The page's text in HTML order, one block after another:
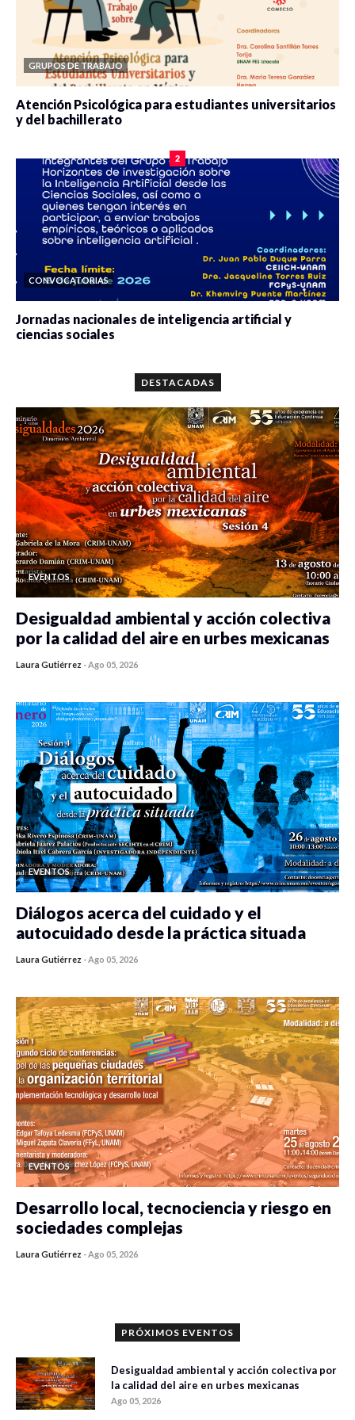
GRUPOS DE TRABAJO
Atención Psicológica para estudiantes universitarios
y del bachillerato
2
CONVOCATORIAS
Jornadas nacionales de inteligencia artificial y
ciencias sociales
DESTACADAS
EVENTOS
Desigualdad ambiental y acción colectiva
por la calidad del aire en urbes mexicanas
Laura Gutiérrez -Ago 05, 2026
EVENTOS
Diálogos acerca del cuidado y el
autocuidado desde la práctica situada
Laura Gutiérrez -Ago 05, 2026
EVENTOS
Desarrollo local, tecnociencia y riesgo en
sociedades complejas
Laura Gutiérrez -Ago 05, 2026
PRÓXIMOS EVENTOS
Desigualdad ambiental y acción colectiva por
la calidad del aire en urbes mexicanas
Ago 05, 2026